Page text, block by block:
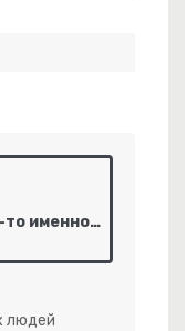
Aira V - Почему-то именно таких людей
людей